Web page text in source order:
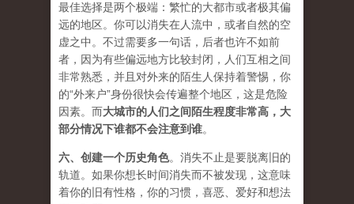
最佳选择是两个极端：繁忙的大都市或者极其偏
远的地区。你可以消失在人流中，或者自然的空
虚之中。不过需要多一句话，后者也许不如前
者，因为有些偏远地方比较封闭，人们互相之间
非常熟悉，并且对外来的陌生人保持着警惕，你
的“外来户”身份很快会传遍整个地区，这是危险
因素。而大城市的人们之间陌生程度非常高，大
部分情况下谁都不会注意到谁。
六、 创建一个历史角色。消失不止是要脱离旧的
轨道。如果你想长时间消失而不被发现，这意味
着你的旧有性格，你的习惯，喜恶、爱好和想法